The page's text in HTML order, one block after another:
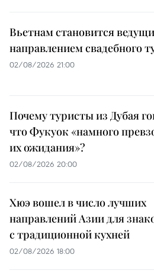
Вьетнам становится
направлением свадебного
02/08/2026 21:00
Почему туристы из Дубая
что Фукуок «намного
их ожидания»?
02/08/2026 20:00
Хюэ вошел в число лучших
направлений Азии для
с традиционной кухней
02/08/2026 18:00